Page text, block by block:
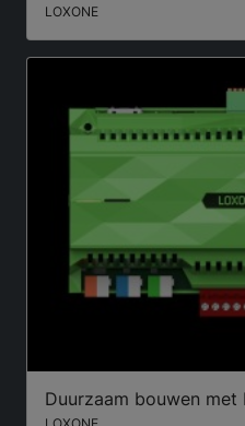
LOXONE
Duurzaam bouwen met